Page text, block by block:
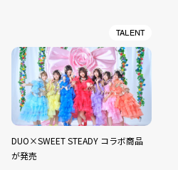
TALENT
DUO×SWEET STEADY コラボ商品
が発売